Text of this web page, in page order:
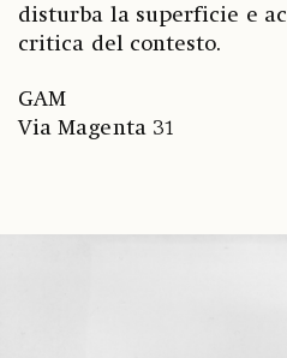
disturba la superficie e
critica del contesto.
GAM
Via Magenta 31